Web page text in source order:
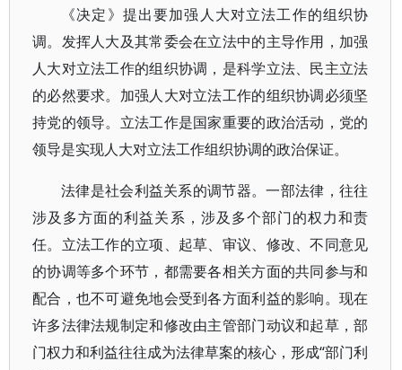
《决定》提出要加强人大对立法工作的组织协
调。发挥人大及其常委会在立法中的主导作用，加强
人大对立法工作的组织协调，是科学立法、民主立法
的必然要求。加强人大对立法工作的组织协调必须坚
持党的领导。立法工作是国家重要的政治活动，党的
领导是实现人大对立法工作组织协调的政治保证。
法律是社会利益关系的调节器。一部法律，往往
涉及多方面的利益关系，涉及多个部门的权力和责
任。立法工作的立项、起草、审议、修改、不同意见
的协调等多个环节，都需要各相关方面的共同参与和
配合，也不可避免地会受到各方面利益的影响。现在
许多法律法规制定和修改由主管部门动议和起草，部
门权力和利益往往成为法律草案的核心，形成“部门利